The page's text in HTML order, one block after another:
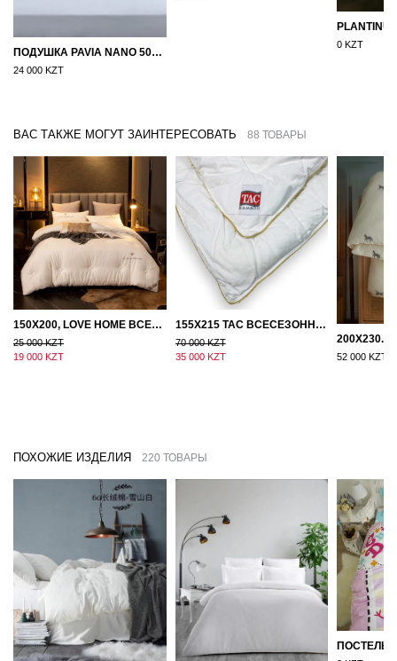
ПОДУШКА PAVIA NANO 50X70
24 000 KZT
0 KZT
ВАС ТАКЖЕ МОГУТ ЗАИНТЕРЕСОВАТЬ 88 ТОВАРЫ
150Х200, LOVE HOME ВСЕСЕЗОННОЕ ОДЕЯЛО ИЗ ХЛОПКА С НАПОЛНИТЕЛЕМ МИКРОГЕЛЬ
25 000 KZT
19 000 KZT
155Х215 TAC ВСЕСЕЗОННОЕ ХЛОПКОВОЕ ОДЕЯЛО ИЗ БАМБУКОВОГО ВОЛОКНА
70 000 KZT
35 000 KZT
52 000 KZT
ПОХОЖИЕ ИЗДЕЛИЯ 220 ТОВАРЫ